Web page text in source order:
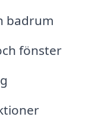
badrum
fönster